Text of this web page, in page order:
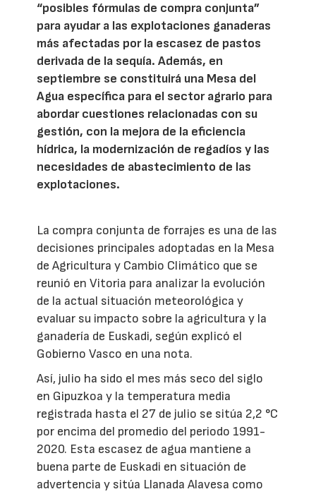
“posibles fórmulas de compra conjunta”
para ayudar a las explotaciones ganaderas
más afectadas por la escasez de pastos
derivada de la sequía. Además, en
septiembre se constituirá una Mesa del
Agua específica para el sector agrario para
abordar cuestiones relacionadas con su
gestión, con la mejora de la eficiencia
hídrica, la modernización de regadíos y las
necesidades de abastecimiento de las
explotaciones.
La compra conjunta de forrajes es una de las
decisiones principales adoptadas en la Mesa
de Agricultura y Cambio Climático que se
reunió en Vitoria para analizar la evolución
de la actual situación meteorológica y
evaluar su impacto sobre la agricultura y la
ganadería de Euskadi, según explicó el
Gobierno Vasco en una nota.
Así, julio ha sido el mes más seco del siglo
en Gipuzkoa y la temperatura media
registrada hasta el 27 de julio se sitúa 2,2 °C
por encima del promedio del periodo 1991-
2020. Esta escasez de agua mantiene a
buena parte de Euskadi en situación de
advertencia y sitúa Llanada Alavesa como